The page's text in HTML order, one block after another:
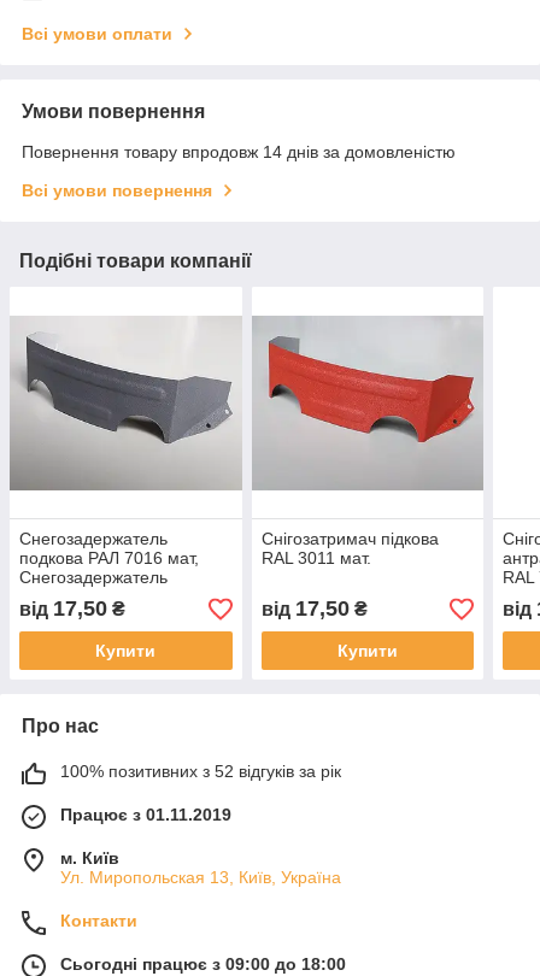
Всі умови оплати
Умови повернення
Повернення товару впродовж 14 днів за домовленістю
Всі умови повернення
Подібні товари компанії
Снегозадержатель
подкова РАЛ 7016 мат,
Снегозадержатель
подкова антрацитового
цвета, Снегорез,
Снегоупор.
від 17,50 ₴
Купити
Снігозатримач підкова
RAL 3011 мат.
від 17,50₴
Купити
від
Про нас
100% позитивних з 52 відгуків за рік
Працює з 01.11.2019
м. Київ
Ул. Миропольская 13, Київ, Україна
Контакти
Сьогодні працює з 09:00 до 18:00